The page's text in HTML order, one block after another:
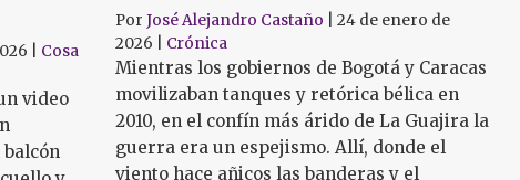
Cosa
video
Por José Alejandro Castaño
24 de enero de
2026
Crónica
Mientras los gobiernos de Bogotá y Caracas
movilizaban tanques y retórica bélica en
2010, en el confín más árido de La Guajira la
guerra era un espejismo. Allí, donde el
viento hace añicos las banderas y el